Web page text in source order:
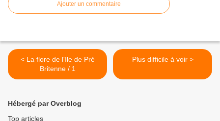
Ajouter un commentaire
< La flore de l'Ile de Pré
Britenne / 1
Plus difficile à voir >
Hébergé par Overblog
Top articles